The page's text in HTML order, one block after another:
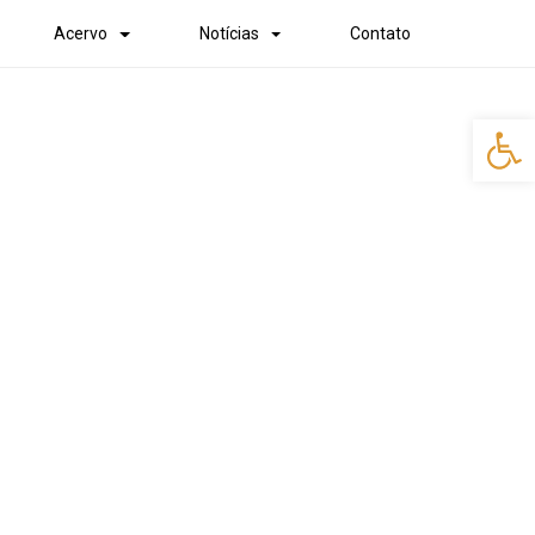
Acervo Notícias Contato